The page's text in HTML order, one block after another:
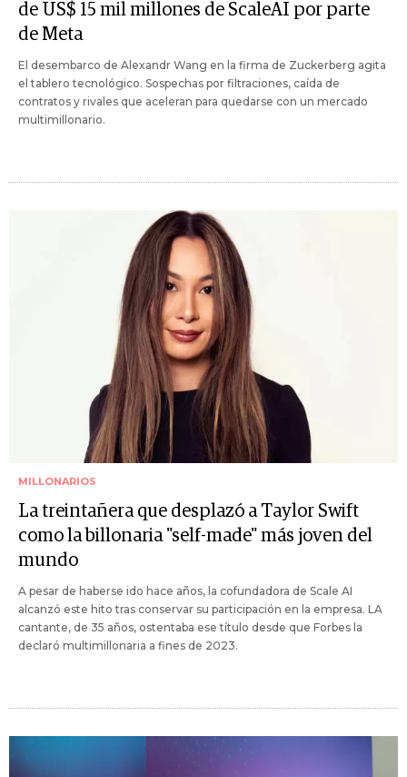
de US$ 15 mil millones de ScaleAI por parte
de Meta
El desembarco de Alexandr Wang en la firma de Zuckerberg agita
el tablero tecnológico. Sospechas por filtraciones, caída de
contratos y rivales que aceleran para quedarse con un mercado
multimillonario.
MILLONARIOS
La treintañera que desplazó a Taylor Swift
como la billonaria "self-made" más joven del
mundo
A pesar de haberse ido hace años, la cofundadora de Scale AI
alcanzó este hito tras conservar su participación en la empresa. LA
cantante, de 35 años, ostentaba ese título desde que Forbes la
declaró multimillonaria a fines de 2023.